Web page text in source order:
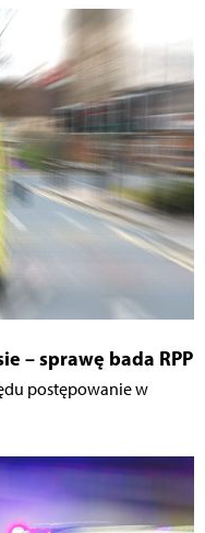
– sprawę bada RPP
postępowanie w